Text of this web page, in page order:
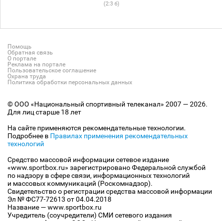
(2:3 б)
Помощь
Обратная связь
О портале
Реклама на портале
Пользовательское соглашение
Охрана труда
Политика обработки персональных данных
© ООО «Национальный спортивный телеканал» 2007 — 2026.
Для лиц старше 18 лет
На сайте применяются рекомендательные технологии.
Подробнее в Правилах применения рекомендательных
технологий
Средство массовой информации сетевое издание
«www.sportbox.ru» зарегистрировано Федеральной службой
по надзору в сфере связи, информационных технологий
и массовых коммуникаций (Роскомнадзор).
Свидетельство о регистрации средства массовой информации
Эл № ФС77-72613 от 04.04.2018
Название — www.sportbox.ru
Учредитель (соучредители) СМИ сетевого издания